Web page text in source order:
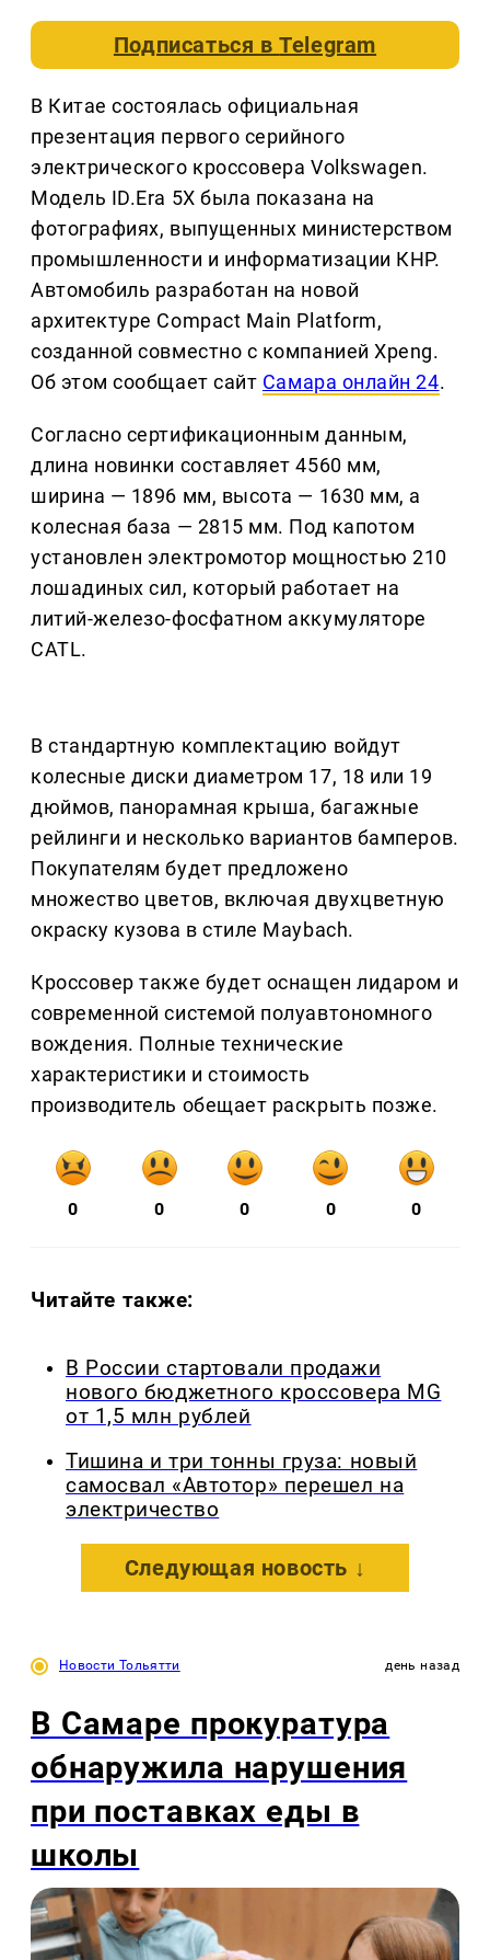
Подписаться вTelegram
В Китае состоялась официальная
презентация первого серийного
электрического кроссовера Volkswagen.
Модель ID.Era 5X была показана на
фотографиях, выпущенных министерством
промышленности и информатизации КНР.
Автомобиль разработан на новой
архитектуре Compact Main Platform,
созданной совместно с компанией Xpeng.
Об этом сообщает сайт Самара онлайн 24.
Согласно сертификационным данным,
длина новинки составляет 4560 мм,
ширина — 1896 мм, высота — 1630 мм, а
колесная база — 2815 мм. Под капотом
установлен электромотор мощностью 210
лошадиных сил, который работает на
литий-железо-фосфатном аккумуляторе
CATL.
В стандартную комплектацию войдут
колесные диски диаметром 17, 18 или 19
дюймов, панорамная крыша, багажные
рейлинги и несколько вариантов бамперов.
Покупателям будет предложено
множество цветов, включая двухцветную
окраску кузова в стиле Maybach.
Кроссовер также будет оснащен лидаром и
современной системой полуавтономного
вождения. Полные технические
характеристики и стоимость
производитель обещает раскрыть позже.
0 0 0 0 0
Читайте также:
В России стартовали продажи
нового бюджетного кроссовера MG
от 1,5 млн рублей
Тишина и три тонны груза: новый
самосвал «Автотор» перешел на
электричество
Следующая новость ↓
Новости Тольятти день назад
В Самаре прокуратура
обнаружила нарушения
при поставках еды в
школы